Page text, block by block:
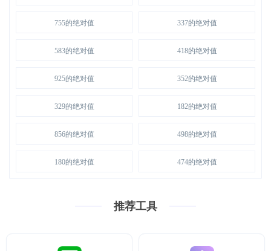
755的绝对值 337的绝对值
583的绝对值 418的绝对值
925的绝对值 352的绝对值
329的绝对值 182的绝对值
856的绝对值 498的绝对值
180的绝对值 474的绝对值
推荐工具